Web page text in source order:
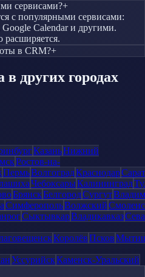
сервисами?+
с популярными сервисами:
Calendar и другими.
расширяется.
в CRM?+
в других городах
КазаньНижний
Ростов-на-
ПермьВолгоградКраснодар
ЧебоксарыКалининград
БрянскБелгородСургут
СимферопольВолжский
СыктывкарВладикавказ
КоролёвПсков
УссурийскКаменск-Уральский